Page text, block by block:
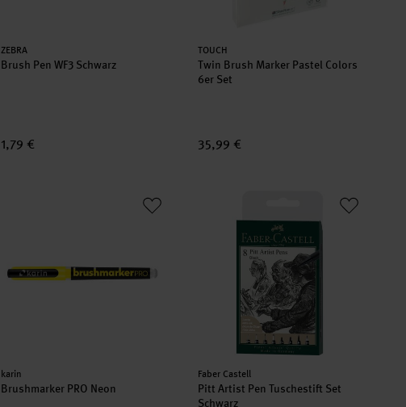
Hersteller:
ZEBRA
Brush Pen WF3 Schwarz
1,79 €
Hersteller:
TOUCH
Twin Brush Marker Pastel Colors
6er Set
35,99 €
Hersteller:
karin
Brushmarker PRO Neon
Hersteller:
Faber Castell
Pitt Artist Pen Tuschestift Set
Schwarz